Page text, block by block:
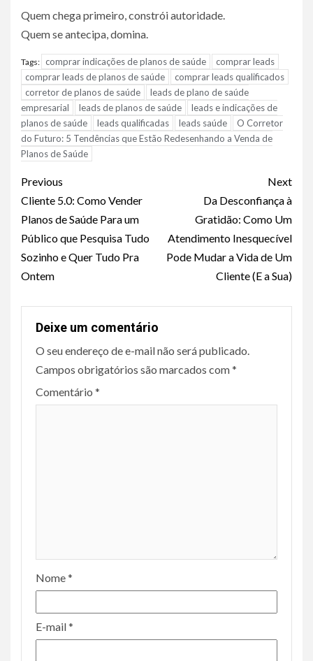
Quem chega primeiro, constrói autoridade.
Quem se antecipa, domina.
Tags: comprar indicações de planos de saúde
comprar leads
comprar leads de planos de saúde
comprar leads qualificados
corretor de planos de saúde
leads de plano de saúde
empresarial
leads de planos de saúde
leads e indicações de
planos de saúde
leads qualificadas leads saúde
O Corretor
do Futuro: 5 Tendências que Estão Redesenhando a Venda de
Planos de Saúde
Continue
Reading
Previous
Cliente 5.0: Como Vender
Planos de Saúde Para um
Público que Pesquisa Tudo
Sozinho e Quer Tudo Pra
Ontem
Next
Da Desconfiança à
Gratidão: Como Um
Atendimento Inesquecível
Pode Mudar a Vida de Um
Cliente (E a Sua)
Deixe um comentário
O seu endereço de e-mail não será publicado.
Campos obrigatórios são marcados com*
Comentário *
Nome*
E-mail*